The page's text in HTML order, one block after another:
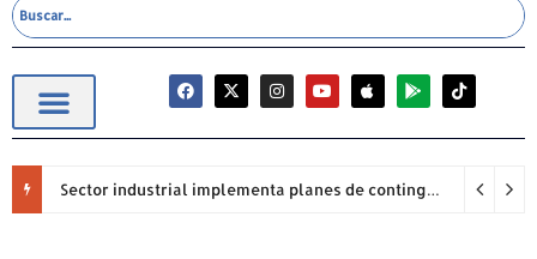
Sector industrial implementa planes de contingencia ante racionamiento de agua y hace un llamado a la eficiencia infraestructural